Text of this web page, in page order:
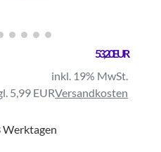
53,20 EUR
inkl. 19% MwSt.
5,99 EURVersandkosten
Werktagen